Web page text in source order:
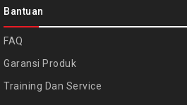
Bantuan
FAQ
Garansi Produk
Training Dan Service